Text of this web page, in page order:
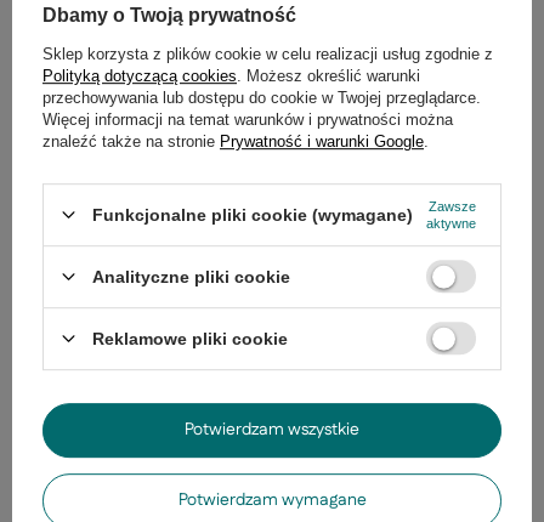
(0)
Potrzebujesz pomocy? Masz pytania?
niezwłocznie, najciekawsze pytania i
Zadaj pytanie
Ostatnio oglądane
Dbamy o Twoją prywatność
Sklep korzysta z plików cookie w celu realizacji usług zgodnie z
Polityką dotyczącą cookies . Możesz określić warunki
przechowywania lub dostępu do cookie w Twojej przeglądarce.
Więcej informacji na temat warunków i prywatności można
znaleźć także na stronie Prywatność i warunki Google
Funkcjonalne pliki cookie (wymagane)
Zawsze
aktywne
Analityczne pliki cookie
Reklamowe pliki cookie
Potwierdzam wymagane
Potwierdzam wszystkie